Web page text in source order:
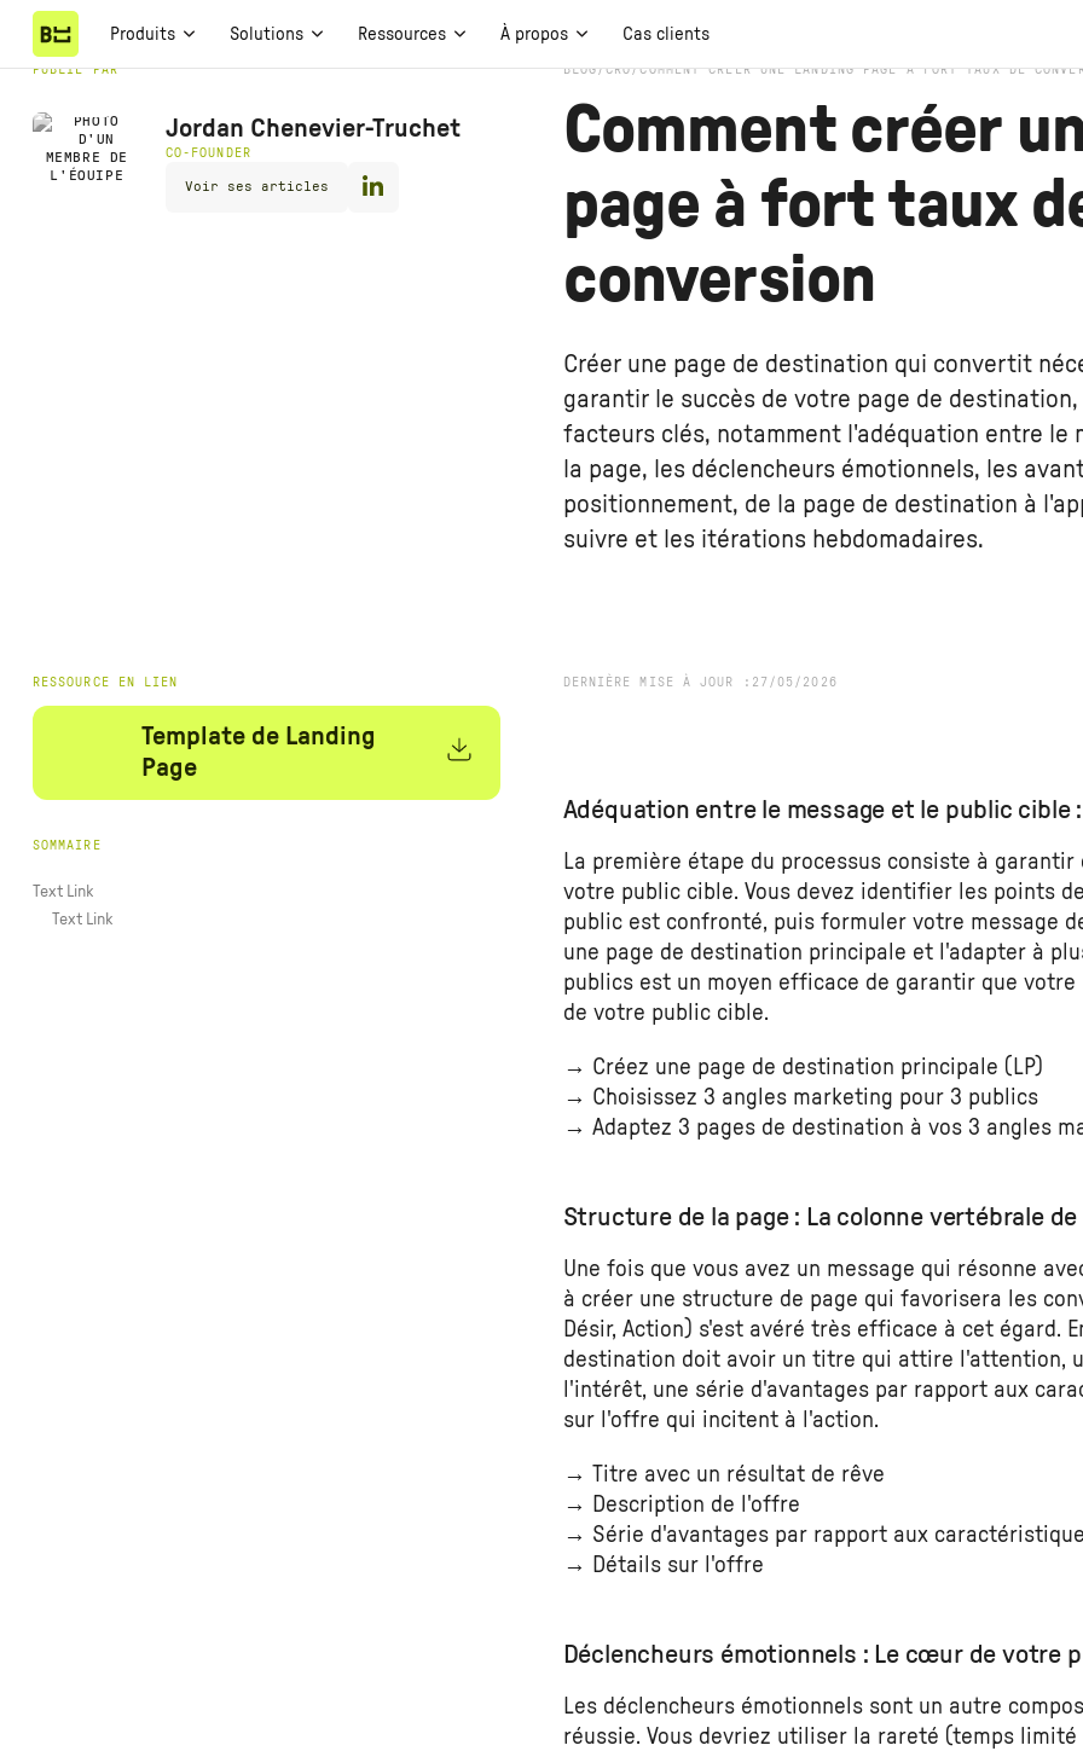
Produits Solutions Ressources À propos Cas clients
PUBLIÉ PAR
Jordan Chenevier-Truchet
CO-FOUNDER
Voir ses articles
BLOG/CRO/COMMENT CRÉER UNE LANDING PAGE À FORT TAUX DE
Comment créer
page à fort taux
conversion
Créer une page de destination qui convertit
garantir le succès de votre page de
facteurs clés, notamment l'adéquation entre le
la page, les déclencheurs émotionnels, les
positionnement, de la page de destination à
suivre et les itérations hebdomadaires.
RESSOURCE EN LIEN
Template de Landing
Page
SOMMAIRE
Text Link
Text Link
DERNIÈRE MISE À JOUR : 27 /05 / 2026
Adéquation entre le message et le public cible
La première étape du processus consiste à
votre public cible. Vous devez identifier les points
public est confronté, puis formuler votre message
une page de destination principale et l'adapter à
publics est un moyen efficace de garantir que votre
de votre public cible.
→ Créez une page de destination principale (LP)
→ Choisissez 3 angles marketing pour 3 publics
→ Adaptez 3 pages de destination à vos 3 angles
Structure de la page : La colonne vertébrale
Une fois que vous avez un message qui résonne
à créer une structure de page qui favorisera les
Désir, Action) s'est avéré très efficace à cet égard.
destination doit avoir un titre qui attire l'attention,
l'intérêt, une série d'avantages par rapport aux
sur l'offre qui incitent à l'action.
→ Titre avec un résultat de rêve
→ Description de l'offre
→ Série d'avantages par rapport aux
→ Détails sur l'offre
Déclencheurs émotionnels : Le cœur de votre
Les déclencheurs émotionnels sont un autre
réussie. Vous devriez utiliser la rareté (temps